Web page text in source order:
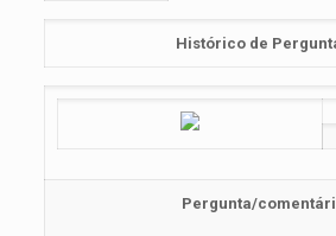
Histórico de
Pergunta/